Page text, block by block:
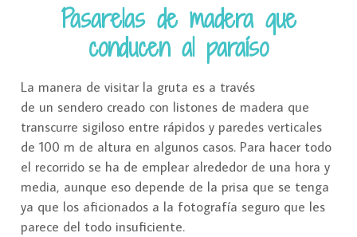
Pasarelas de madera que
conducen al paraíso
La manera de visitar la gruta es a través
de un sendero creado con listones de madera que
transcurre sigiloso entre rápidos y paredes verticales
de 100 m de altura en algunos casos. Para hacer todo
el recorrido se ha de emplear alrededor de una hora y
media, aunque eso depende de la prisa que se tenga
ya que los aficionados a la fotografía seguro que les
parece del todo insuficiente.